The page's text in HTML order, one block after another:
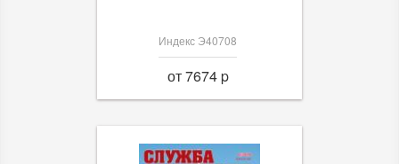
Индекс Э40708
от 7674 p